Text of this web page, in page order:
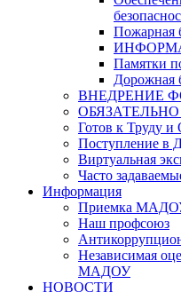
Пожарная
Памятки
Дорожная
ВНЕДРЕНИЕ
ОБЯЗАТЕЛЬНО
Готов к Труду и
Поступление в
Виртуальная
Часто
Информация
Приемка
Наш профсоюз
Независимая
МАДОУ
НОВОСТИ